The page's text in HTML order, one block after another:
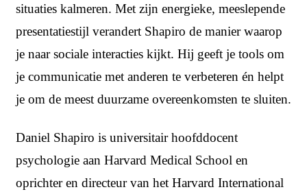
situaties kalmeren. Met zijn energieke, meeslepende
presentatiestijl verandert Shapiro de manier waarop
je naar sociale interacties kijkt. Hij geeft je tools om
je communicatie met anderen te verbeteren én helpt
je om de meest duurzame overeenkomsten te sluiten.
Daniel Shapiro is universitair hoofddocent
psychologie aan Harvard Medical School en
oprichter en directeur van het Harvard International